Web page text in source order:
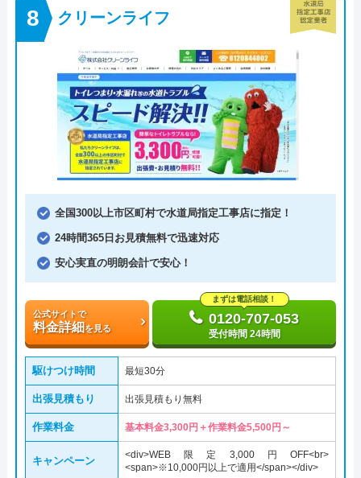
クリーンライフ
全国300以上市区町村で水道局指定工事店に指定！
24時間365日お見積無料で迅速対応
安心実直の明朗会計で安心！
公式サイトで
料金詳細 を見る
まずは電話相談！
0120-707-053
受付時間 24時間
駆けつけ時間 最短30分
出張見積もり 出張見積もり無料
作業料金 基本料金3,300円＋作業料金5,500円～
キャンペーン
<div>WEB限定3,000円OFF<br>
<span>※10,000円以上で適用</span></div>